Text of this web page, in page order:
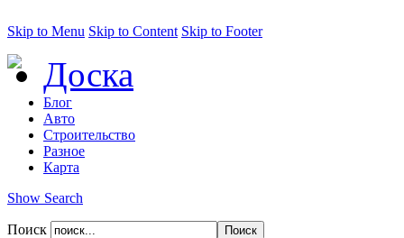
Skip to Menu Skip to Content Skip to Footer
Доска
Блог
Авто
Строительство
Разное
Карта
Show Search
Поиск